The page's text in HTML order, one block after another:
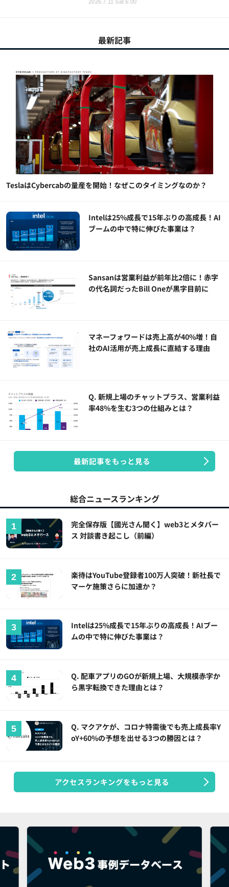
2026.7.11 Sat 6:00
最新記事
TeslaはCybercabの量産を開始！なぜこのタイミングなのか？
Intelは25%成長で15年ぶりの高成長！AI
ブームの中で特に伸びた事業は？
Sansanは営業利益が前年比2倍に！赤字
の代名詞だったBill Oneが黒字目前に
マネーフォワードは売上高が40%増！自
社のAI活用が売上成長に直結する理由
Q. 新規上場のチャットプラス、営業利益
率48%を生む3つの仕組みとは？
最新記事をもっと見る
総合ニュースランキング
完全保存版【國光さん聞く】web3とメタバー
ス 対談書き起こし（前編）
楽待はYouTube登録者100万人突破！新社長で
マーケ施策さらに加速か？
Intelは25%成長で15年ぶりの高成長！AIブー
ムの中で特に伸びた事業は？
Q. 配車アプリのGOが新規上場、大規模赤字か
ら黒字転換できた理由とは？
Q. マクアケが、コロナ特需後でも売上成長率Y
oY+60%の予想を出せる3つの勝因とは？
アクセスランキングをもっと見る